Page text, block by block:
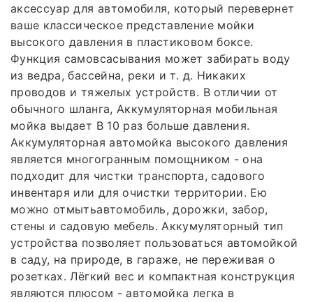
аксессуар для автомобиля, который перевернет
ваше классическое представление мойки
высокого давления в пластиковом боксе.
Функция самовсасывания может забирать воду
из ведра, бассейна, реки и т. д. Никаких
проводов и тяжелых устройств. В отличии от
обычного шланга, Аккумуляторная мобильная
мойка выдает В 10 раз больше давления.
Аккумуляторная автомойка высокого давления
является многогранным помощником - она
подходит для чистки транспорта, садового
инвентаря или для очистки территории. Ею
можно отмытьавтомобиль, дорожки, забор,
стены и садовую мебель. Аккумуляторный тип
устройства позволяет пользоваться автомойкой
в саду, на природе, в гараже, не переживая о
розетках. Лёгкий вес и компактная конструкция
являются плюсом - автомойка легка в